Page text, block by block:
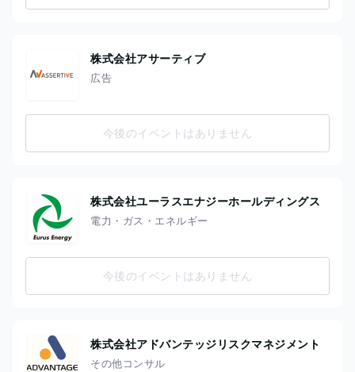
株式会社アサーティブ
広告
今後のイベントはありません
株式会社ユーラスエナジーホールディングス
電力・ガス・エネルギー
今後のイベントはありません
株式会社アドバンテッジリスクマネジメント
その他コンサル